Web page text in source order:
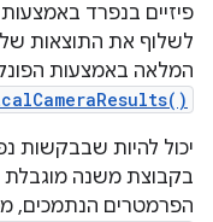
פיזיים בנפרד באמצעות
לשלוף את התוצאות
המלאה באמצעות
יכול להיות שבבקשות
בקבוצת משנה
הפרמטרים הנתמכים,